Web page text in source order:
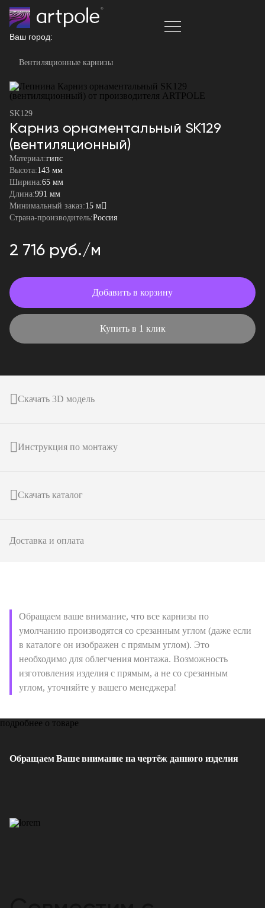
Ваш город:
Вентиляционные карнизы
SK129
Карниз орнаментальный SK129
(вентиляционный)
Материал:гипс
Высота:143 мм
Ширина:65 мм
Длина:991 мм
Минимальный заказ:15 м
Страна-производитель:Россия
2 716 руб./м
Добавить в корзину
Купить в 1 клик
Скачать 3D модель
Инструкция по монтажу
Скачать каталог
Доставка и оплата
Обращаем ваше внимание, что все карнизы по
умолчанию производятся со срезанным углом (даже если
в каталоге он изображен с прямым углом). Это
необходимо для облегчения монтажа. Возможность
изготовления изделия с прямым, а не со срезанным
углом, уточняйте у вашего менеджера!
подробнее о товаре
Обращаем Ваше внимание на чертёж данного изделия